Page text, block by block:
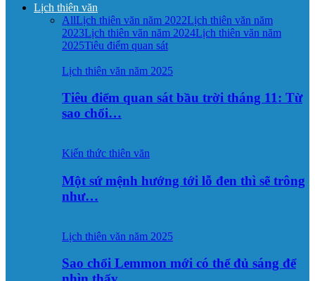
Lịch thiên văn
AllLịch thiên văn năm 2022Lịch thiên văn năm
2023Lịch thiên văn năm 2024Lịch thiên văn năm
2025Tiêu điểm quan sát
Lịch thiên văn năm 2025
Tiêu điểm quan sát bầu trời tháng 11: Từ
sao chổi…
Kiến thức thiên văn
Một sứ mệnh hướng tới lỗ đen thì sẽ trông
như…
Lịch thiên văn năm 2025
Sao chổi Lemmon mới có thể đủ sáng để